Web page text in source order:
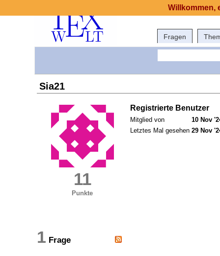
Fragen
Sia21
11
Punkte
Registrierte Benutzer
Mitglied von
10 Nov
Letztes Mal gesehen 29 Nov
1 Frage
Willkommen,